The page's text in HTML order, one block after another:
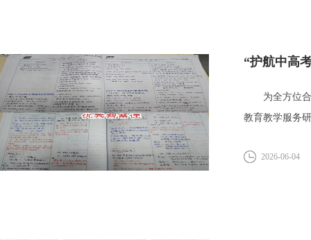
“护航中高
为全方位合
教育教学服务
2026-06-04